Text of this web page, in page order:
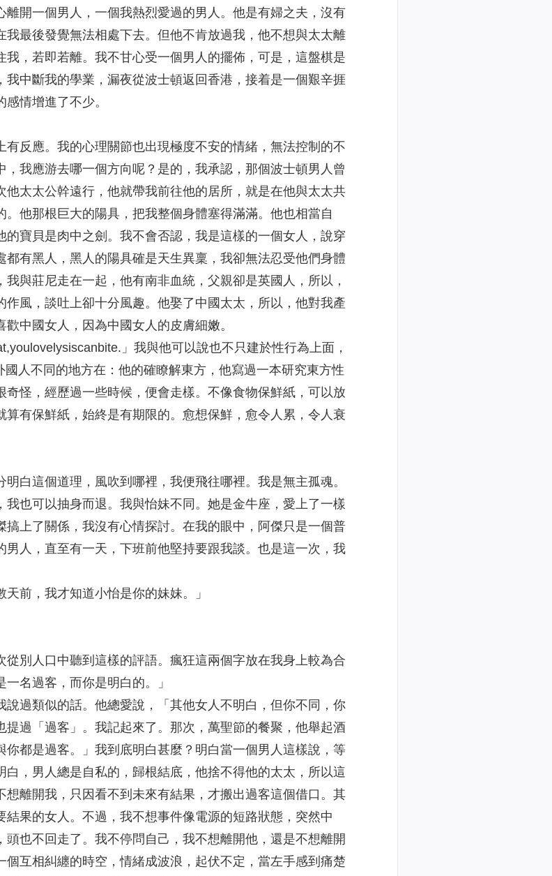
離開一個男人，一個我熱烈愛過的男人。他是有婦之夫，沒有
我最後發覺無法相處下去。但他不肯放過我，他不想與太太離
，若即若離。我不甘心受一個男人的擺佈，可是，這盤棋是
我中斷我的學業，漏夜從波士頓返回香港，接着是一個艱辛捱
情增進了不少。
有反應。我的心理關節也出現極度不安的情緒，無法控制的不
我應游去哪一個方向呢？是的，我承認，那個波士頓男人曾
他太太公幹遠行，他就帶我前往他的居所，就是在他與太太共
。他那根巨大的陽具，把我整個身體塞得滿滿。他也相當自
寶貝是肉中之劍。我不會否認，我是這樣的一個女人，說穿
都有黑人，黑人的陽具確是天生異稟，我卻無法忍受他們身體
與莊尼走在一起，他有南非血統，父親卻是英國人，所以，
風，談吐上卻十分風趣。他娶了中國太太，所以，他對我產
中國女人，因為中國女人的皮膚細嫩。
」我與他可以說也不只建於性行為上面，
人不同的地方在：他的確瞭解東方，他寫過一本研究東方性
怪，經歷過一些時候，便會走樣。不像食物保鮮紙，可以放
有保鮮紙，始終是有期限的。愈想保鮮，愈令人累，令人衰
白這個道理，風吹到哪裡，我便飛往哪裡。我是無主孤魂。
我也可以抽身而退。我與怡妹不同。她是金牛座，愛上了一樣
搞上了關係，我沒有心情探討。在我的眼中，阿傑只是一個普
男人，直至有一天，下班前他堅持要跟我談。也是這一次，我
前，我才知道小怡是你的妹妹。」
從別人口中聽到這樣的評語。瘋狂這兩個字放在我身上較為合
名過客，而你是明白的。」
說過類似的話。他總愛說，「其他女人不明白，但你不同，你
過「過客」。我記起來了。那次，萬聖節的餐聚，他舉起酒
你都是過客。」我到底明白甚麼？明白當一個男人這樣說，等
，男人總是自私的，歸根結底，他捨不得他的太太，所以這
想離開我，只因看不到未來有結果，才搬出過客這個借口。其
果的女人。不過，我不想事件像電源的短路狀態，突然中
頭也不回走了。我不停問自己，我不想離開他，還是不想離開
互相糾纏的時空，情緒成波浪，起伏不定，當左手感到痛楚